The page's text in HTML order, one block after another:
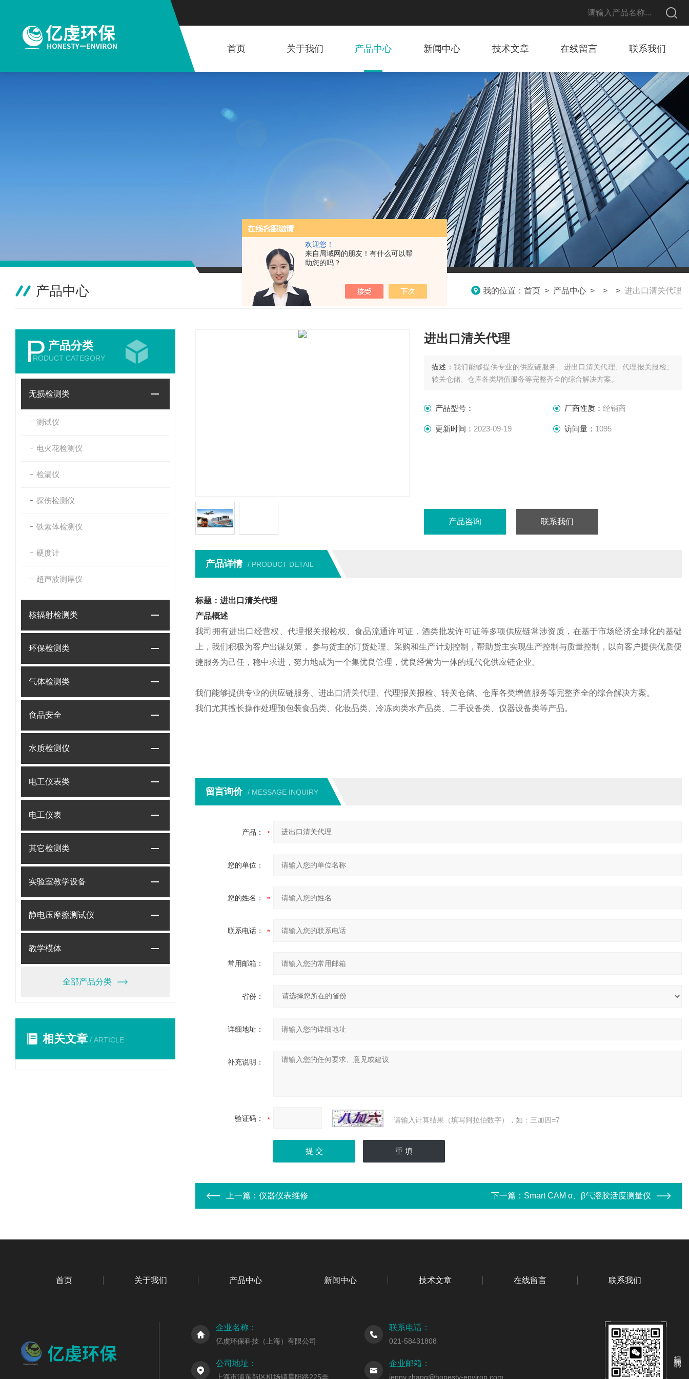
欢迎您！
来自局域网的朋友！有什么可以帮
助您的吗？
首页 关于我们 产品中心 新闻中心 技术文章 在线留言 联系我们
产品中心 我的位置： 首页 > 产品中心 > > > 进出口清关代理
P 产品分类
RODUCT CATEGORY
无损检测类
测试仪
电火花检测仪
检漏仪
探伤检测仪
铁素体检测仪
硬度计
超声波测厚仪
核辐射检测类
环保检测类
气体检测类
食品安全
水质检测仪
电工仪表类
电工仪表
其它检测类
实验室教学设备
静电压摩擦测试仪
教学模体
全部产品分类
相关文章 / ARTICLE
进出口清关代理
描述：我们能够提供专业的供应链服务、进出口清关代理、代理报关报检、
转关仓储、仓库各类增值服务等完整齐全的综合解决方案。
产品型号： 厂商性质： 经销商
更新时间： 2023-09-19 访问量： 1095
产品咨询 联系我们
产品详情 / PRODUCT DETAIL
标题：进出口清关代理
产品概述
我司拥有进出口经营权、代理报关报检权、食品流通许可证，酒类批发许可证等多项供应链常涉资质，在基于市场经济全球化的基础
上，我们积极为客户出谋划策， 参与货主的订货处理、采购和生产计划控制，帮助货主实现生产控制与质量控制，以向客户提供优质便
捷服务为己任，稳中求进，努力地成为一个集优良管理，优良经营为一体的现代化供应链企业。
我们能够提供专业的供应链服务、进出口清关代理、代理报关报检、转关仓储、仓库各类增值服务等完整齐全的综合解决方案。
我们尤其擅长操作处理预包装食品类、化妆品类、冷冻肉类水产品类、二手设备类、仪器设备类等产品。
留言询价 / MESSAGE INQUIRY
产品：
您的单位：
您的姓名：
联系电话：
常用邮箱：
省份：
详细地址：
补充说明：
验证码： 请输入计算结果（填写阿拉伯数字），如：三加四=7
上一篇： 仪器仪表维修 下一篇： Smart CAM α、β气溶胶活度测量仪
首页 关于我们 产品中心 新闻中心 技术文章 在线留言 联系我们
企业名称：
亿虔环保科技（上海）有限公司
联系电话：
021-58431808
公司地址：
上海市浦东新区机场镇晨阳路225弄
企业邮箱：
jenny.zhang@honesty-environ.com